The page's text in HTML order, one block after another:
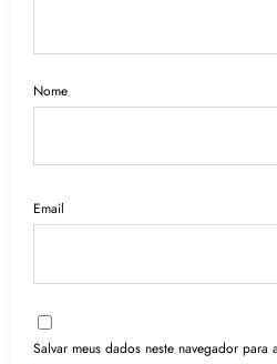
Nome
Email
Salvar meus dados neste navegador para